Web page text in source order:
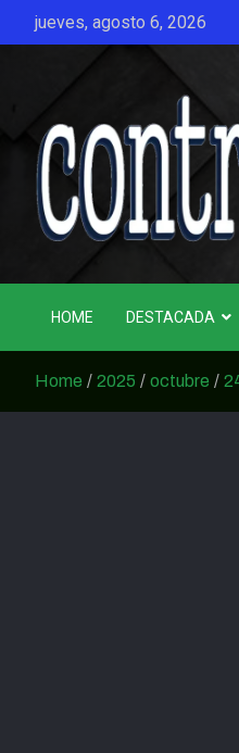
jueves, agosto 6, 2026
HOME DESTACADA
Home 2025 octubre